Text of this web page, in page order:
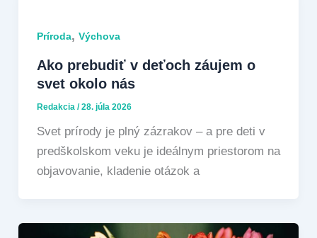
Príroda, Výchova
Ako prebudiť v deťoch záujem o
svet okolo nás
Redakcia /28. júla 2026
Svet prírody je plný zázrakov – a pre deti v
predškolskom veku je ideálnym priestorom na
objavovanie, kladenie otázok a